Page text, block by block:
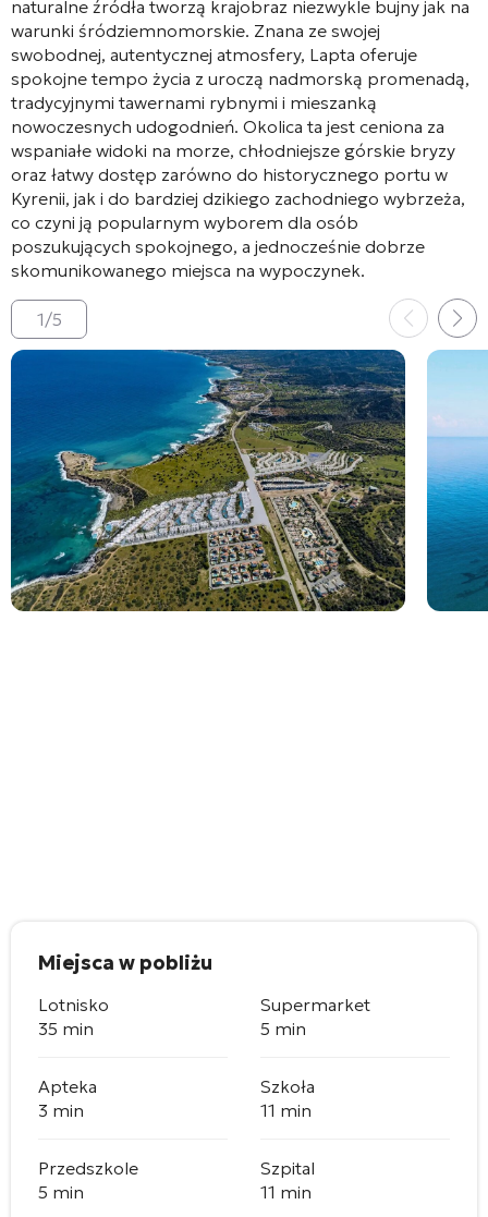
naturalne źródła tworzą krajobraz niezwykle bujny jak na
warunki śródziemnomorskie. Znana ze swojej
swobodnej, autentycznej atmosfery, Lapta oferuje
spokojne tempo życia z uroczą nadmorską promenadą,
tradycyjnymi tawernami rybnymi i mieszanką
nowoczesnych udogodnień. Okolica ta jest ceniona za
wspaniałe widoki na morze, chłodniejsze górskie bryzy
oraz łatwy dostęp zarówno do historycznego portu w
Kyrenii, jak i do bardziej dzikiego zachodniego wybrzeża,
co czyni ją popularnym wyborem dla osób
poszukujących spokojnego, a jednocześnie dobrze
skomunikowanego miejsca na wypoczynek.
1/5
Miejsca w pobliżu
Lotnisko
35 min
Supermarket
5 min
Apteka
3 min
Szkoła
11 min
Przedszkole
5 min
Szpital
11 min